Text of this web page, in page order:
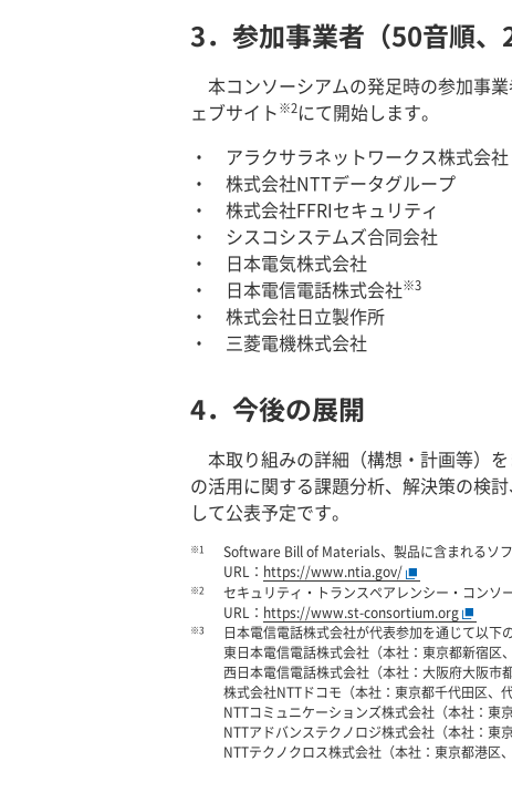
3．参加事業者（50音順、
本コンソーシアムの発足時の参加事
ェブサイト※2にて開始します。
アラクサラネットワークス株式会社
株式会社NTTデータグループ
株式会社FFRIセキュリティ
シスコシステムズ合同会社
日本電気株式会社
日本電信電話株式会社※3
株式会社日立製作所
三菱電機株式会社
4．今後の展開
本取り組みの詳細（構想・計画等）
の活用に関する課題分析、解決策の検
して公表予定です。
※1
Software Bill of Materials、製品に含まれるソ
URL： https://www.ntia.gov/
※2
セキュリティ・トランスペアレンシー・コンソ
URL： https://www.st-consortium.org
※3
日本電信電話株式会社が代表参加を通じて以下
東日本電信電話株式会社（本社：東京都新宿区
西日本電信電話株式会社（本社：大阪府大阪市
株式会社NTTドコモ（本社：東京都千代田区、
NTTコミュニケーションズ株式会社（本社：東
NTTアドバンステクノロジ株式会社（本社：東
NTTテクノクロス株式会社（本社：東京都港区